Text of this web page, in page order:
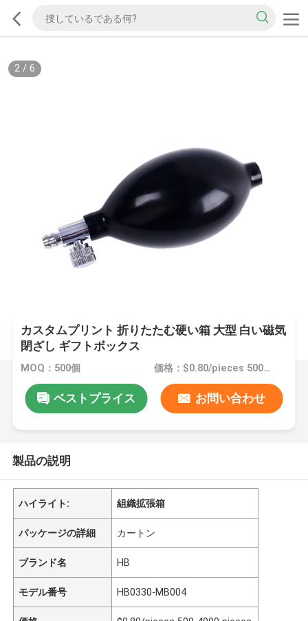
2/ 6
カスタムプリント 折りたたむ硬い箱 大型 白い磁気
閉ざし ギフトボックス
MOQ：500個 価格：$0.80/pieces 500-4999 pieces
ベストプライス お問い合わせ
製品の説明
ハイライト: 組織拡張箱
パッケージの詳細 カートン
ブランド名 HB
モデル番号 HB0330-MB004